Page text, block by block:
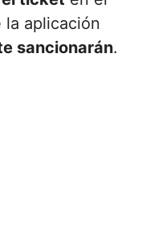
la aplicación
sancionarán.